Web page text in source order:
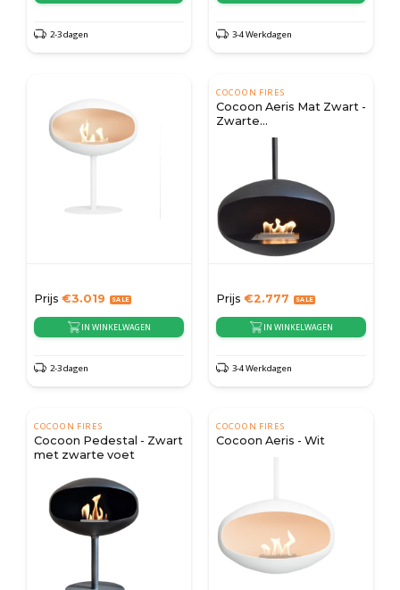
2-3 dagen 3-4 Werkdagen
Prijs €3.019
IN WINKELWAGEN
2-3 dagen
COCOON FIRES
Cocoon Aeris Mat Zwart -
Zwarte
Bevestigingsstaaf
Prijs €2.777
IN WINKELWAGEN
3-4 Werkdagen
COCOON FIRES
Cocoon Pedestal - Zwart
met zwarte voet
COCOON FIRES
Cocoon Aeris - Wit